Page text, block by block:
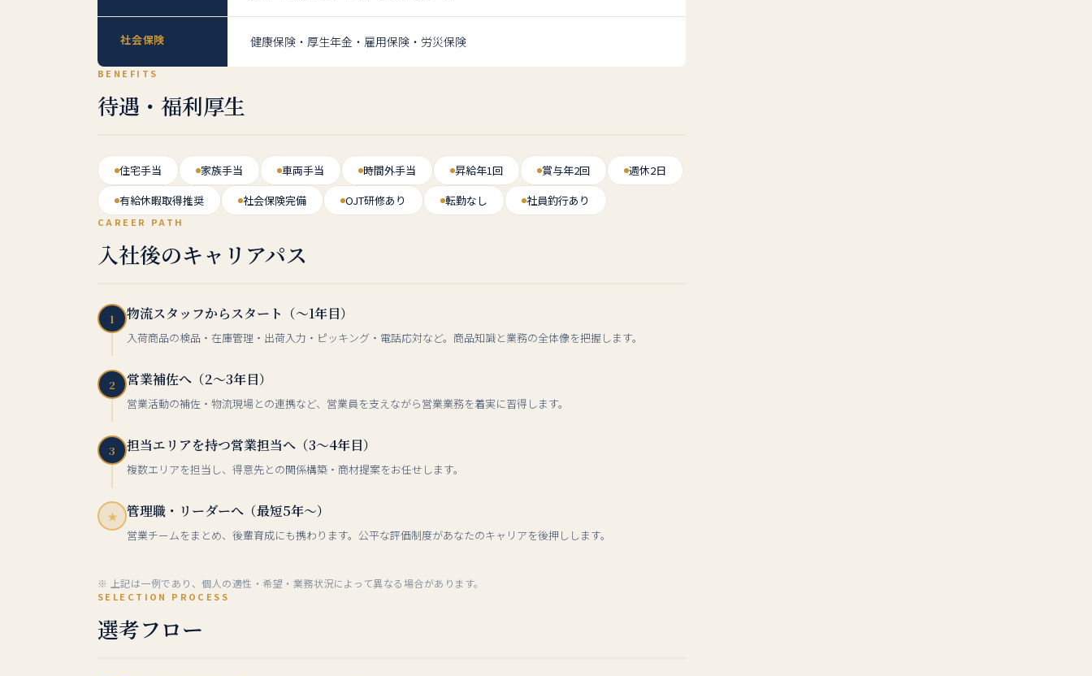
社会保険 健康保険・厚生年金・雇用保険・労災保険
BENEFITS
待遇・福利厚生
住宅手当 家族手当 車両手当 時間外手当 昇給年1回 賞与年2回
週休2日
有給休暇取得推奨
社会保険完備 OJT研修あり 転勤なし 社員釣行あり
CAREER PATH
入社後のキャリアパス
1 物流スタッフからスタート（〜1年目）
入荷商品の検品・在庫管理・出荷入力・ピッキング・電話応対など。商品知識と業務の全体像を把握します。
2 営業補佐へ（2〜3年目）
営業活動の補佐・物流現場との連携など、営業員を支えながら営業業務を着実に習得します。
3 担当エリアを持つ営業担当へ（3〜4年目）
複数エリアを担当し、得意先との関係構築・商材提案をお任せします。
★ 管理職・リーダーへ（最短5年〜）
営業チームをまとめ、後輩育成にも携わります。公平な評価制度があなたのキャリアを後押しします。
※ 上記は一例であり、個人の適性・希望・業務状況によって異なる場合があります。
SELECTION PROCESS
選考フロー